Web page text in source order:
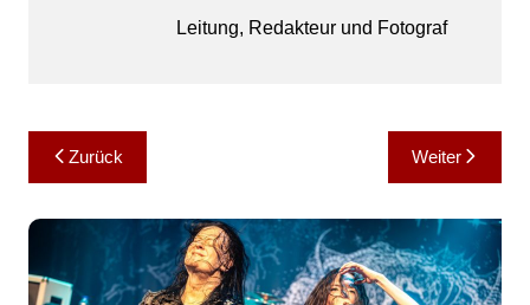
Leitung, Redakteur und Fotograf
Beitragsnavigation
Zurück Weiter